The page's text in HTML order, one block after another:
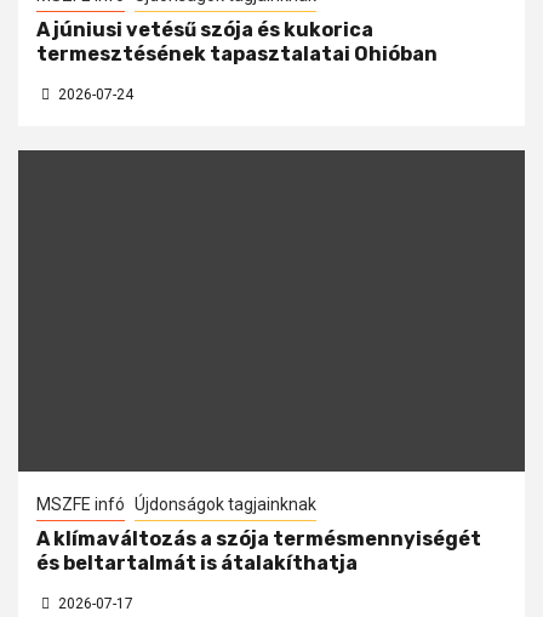
A júniusi vetésű szója és kukorica
termesztésének tapasztalatai Ohióban
2026-07-24
MSZFE infó Újdonságok tagjainknak
A klímaváltozás a szója termésmennyiségét
és beltartalmát is átalakíthatja
2026-07-17